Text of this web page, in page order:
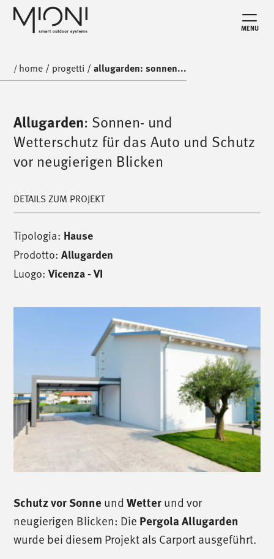
MENU
/home / progetti /allugarden: sonnen...
Allugarden: Sonnen- und
Wetterschutz für das Auto und Schutz
vor neugierigen Blicken
Schutz vor SonneundWetterund vor
neugierigen Blicken: Die Pergola Allugarden
wurde bei diesem Projekt als Carport ausgeführt.
DETAILS ZUM PROJEKT
Tipologia: Hause
Prodotto: Allugarden
Luogo: Vicenza - VI